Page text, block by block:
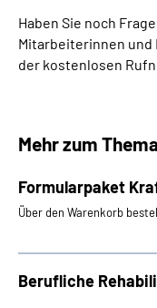
Haben Sie noch
Mitarbeiterinnen
der kostenlosen
Mehr zum
Formularpaket
Über den Warenkorb
Berufliche